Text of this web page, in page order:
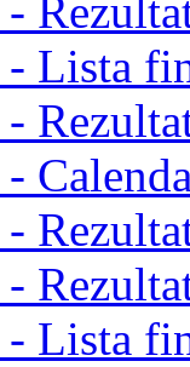
- Lista
- Lista